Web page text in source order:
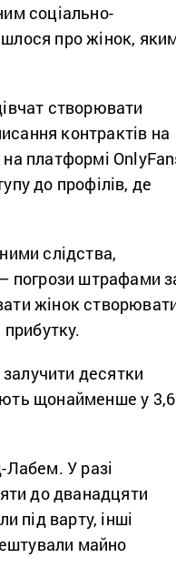
соціально-
про жінок,
створювати
контрактів на
платформі
до профілів, де
слідства,
погрози штрафами
жінок
десятки
щонайменше у 3,6
Лабем. У разі
до дванадцяти
під варту, інші
майно